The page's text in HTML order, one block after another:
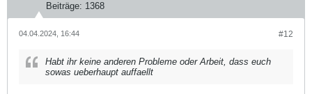
Beiträge: 1368
#12
04.04.2024, 16:44
Habt ihr keine anderen Probleme oder Arbeit, dass euch
sowas ueberhaupt auffaellt